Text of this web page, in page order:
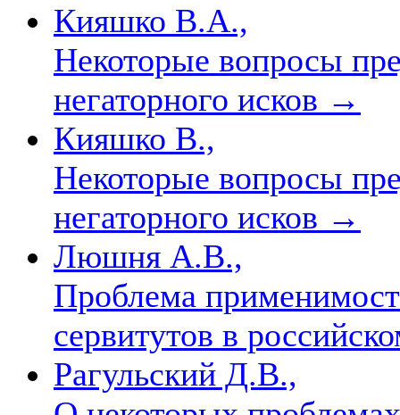
Кияшко В.А.,
Некоторые вопросы
негаторного исков →
Кияшко В.,
Некоторые вопросы
негаторного исков →
Люшня А.В.,
Проблема
сервитутов в
Рагульский Д.В.,